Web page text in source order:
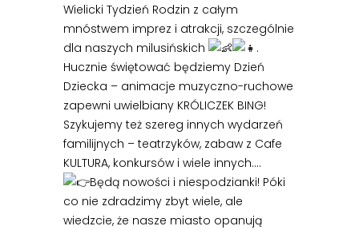
Wielicki Tydzień Rodzin z całym
mnóstwem imprez i atrakcji, szczególnie
dla naszych milusińskich
.
Hucznie świętować będziemy Dzień
Dziecka – animacje muzyczno-ruchowe
zapewni uwielbiany KRÓLICZEK BING!
Szykujemy też szereg innych wydarzeń
familijnych – teatrzyków, zabaw z Cafe
KULTURA, konkursów i wiele innych….
Będą nowości i niespodzianki! Póki
co nie zdradzimy zbyt wiele, ale
wiedzcie, że nasze miasto opanują